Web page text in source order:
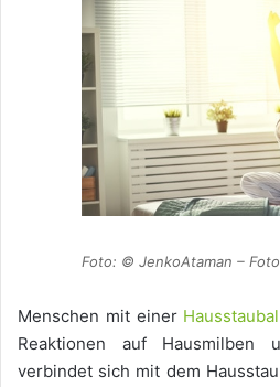
Foto: © JenkoAtaman –
Menschen mit einer
Reaktionen auf Hausmilben
verbindet sich mit dem